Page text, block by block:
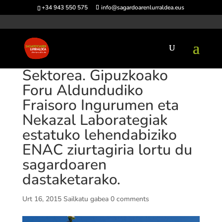
+34 943 550 575 info@sagardoarenlurraldea.eus
Sektorea. Gipuzkoako
Foru Aldundudiko
Fraisoro Ingurumen eta
Nekazal Laborategiak
estatuko lehendabiziko
ENAC ziurtagiria lortu du
sagardoaren
dastaketarako.
Urt 16, 2015 Sailkatu gabea 0 comments